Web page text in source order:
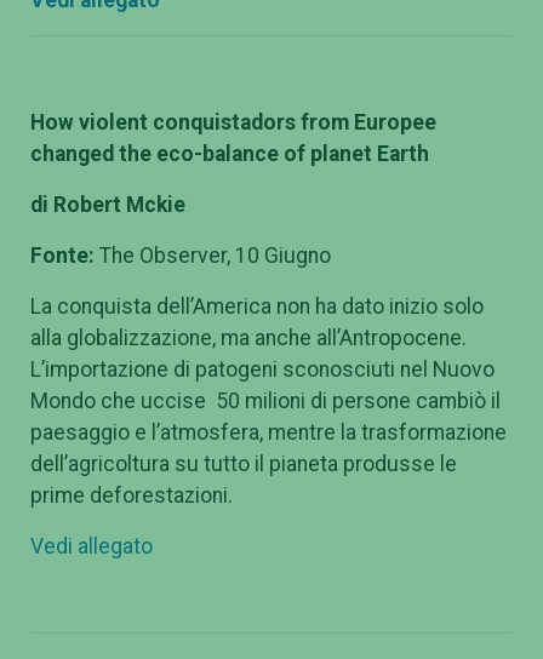
How violent conquistadors from Europee
changed the eco-balance of planet Earth
di Robert Mckie
Fonte: The Observer, 10 Giugno
La conquista dell’America non ha dato inizio solo
alla globalizzazione, ma anche all’Antropocene.
L’importazione di patogeni sconosciuti nel Nuovo
Mondo che uccise 50 milioni di persone cambiò il
paesaggio e l’atmosfera, mentre la trasformazione
dell’agricoltura su tutto il pianeta produsse le
prime deforestazioni.
Vedi allegato